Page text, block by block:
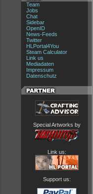
Team
Jobs
Chat
Sidebar
OpenID
News-Feeds
Twitter
HLPortal4You
Steam Calculator
Link us
Mediadaten
Impressum
Datenschutz
Special Artworks by
Link us:
Support us: